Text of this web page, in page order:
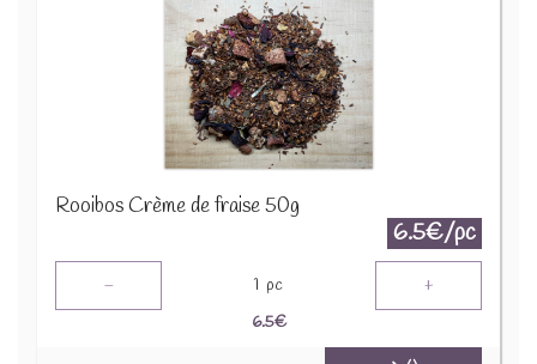
Rooibos Crème de fraise 50g
6.5€/pc
- 1 pc +
6.5€